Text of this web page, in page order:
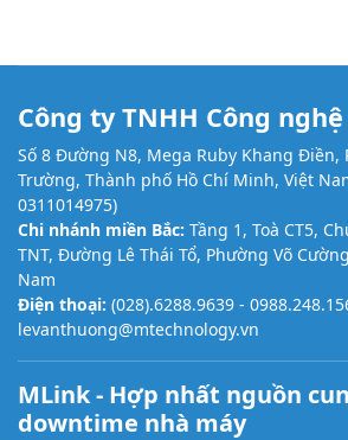
Công ty TNHH Công
Số 8 Đường N8, Mega Ruby Khang Điền,
Trường, Thành phố Hồ Chí Minh, Việt
0311014975)
Chi nhánh miền Bắc: Tầng 1, Toà CT5,
TNT, Đường Lê Thái Tổ, Phường Võ
Nam
Điện thoại: (028).6288.9639 -
levanthuong@mtechnology.vn
MLink - Hợp nhất nguồn
downtime nhà máy